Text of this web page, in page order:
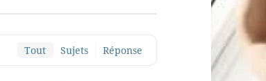
Tout Sujets Réponse